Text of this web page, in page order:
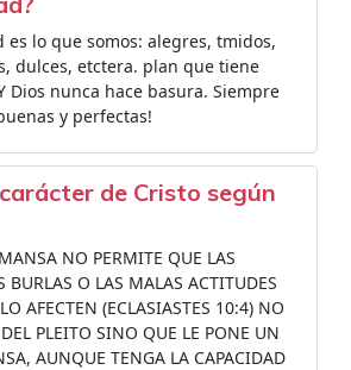
es lo que somos: alegres, tmidos,
dulces, etctera. plan que tiene
Dios nunca hace basura. Siempre
y perfectas!
de Cristo según
NO PERMITE QUE LAS
BURLAS O LAS MALAS ACTITUDES
AFECTEN (ECLASIASTES 10:4) NO
PLEITO SINO QUE LE PONE UN
AUNQUE TENGA LA CAPACIDAD